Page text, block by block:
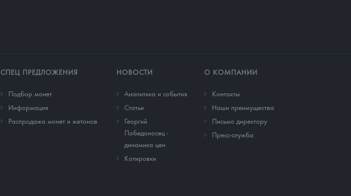
СПЕЦ ПРЕДЛОЖЕНИЯ
Подбор монет
Информация
Распродажа монет и жетонов
НОВОСТИ
Аналитика и события
Cтатьи
Георгий
Победоносец -
динамика цен
Котировки
О КОМПАНИИ
Контакты
Наши преимущества
Письмо директору
Пресс-служба